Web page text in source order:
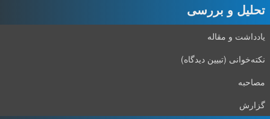
تحلیل و بررسی
یادداشت و مقاله
نکته‌خوانی (تبیین دیدگاه)
مصاحبه
گزارش